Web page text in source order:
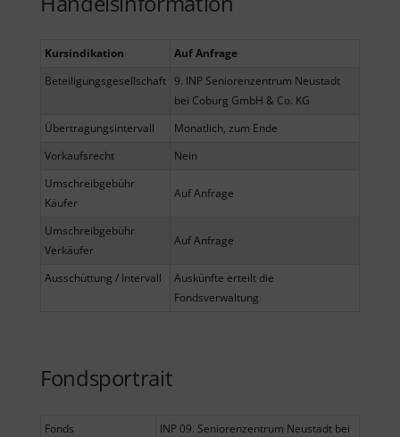
Kursindikation
Auf Anfrage
Beteiligungsgesellschaft 9. INP Seniorenzentrum Neustadt
bei Coburg GmbH & Co. KG
Übertragungsintervall
Monatlich, zum Ende
Vorkaufsrecht
Nein
Umschreibgebühr
Käufer
Auf Anfrage
Umschreibgebühr
Verkäufer
Auf Anfrage
Ausschüttung / Intervall
Auskünfte erteilt die
Fondsverwaltung
Fondsportrait
Fonds
INP 09. Seniorenzentrum Neustadt bei